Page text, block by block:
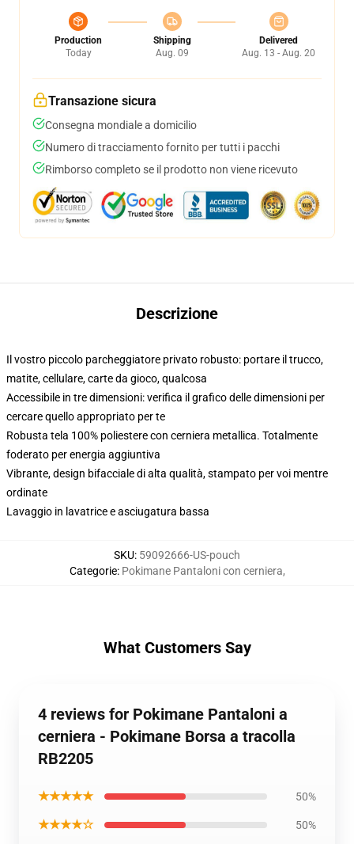
Production
Today
Shipping
Aug. 09
Delivered
Aug. 13 - Aug. 20
Transazione sicura
Consegna mondiale a domicilio
Numero di tracciamento fornito per tutti i pacchi
Rimborso completo se il prodotto non viene ricevuto
Descrizione
Il vostro piccolo parcheggiatore privato robusto: portare il trucco,
matite, cellulare, carte da gioco, qualcosa
Accessibile in tre dimensioni: verifica il grafico delle dimensioni per
cercare quello appropriato per te
Robusta tela 100% poliestere con cerniera metallica. Totalmente
foderato per energia aggiuntiva
Vibrante, design bifacciale di alta qualità, stampato per voi mentre
ordinate
Lavaggio in lavatrice e asciugatura bassa
SKU: 59092666-US-pouch
Categorie: Pokimane Pantaloni con cerniera,
What Customers Say
4 reviews for Pokimane Pantaloni a
cerniera - Pokimane Borsa a tracolla
RB2205
★★★★★ 50%
★★★★☆ 50%